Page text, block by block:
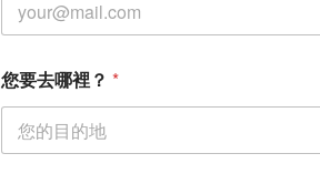
*
您要去哪裡？ *